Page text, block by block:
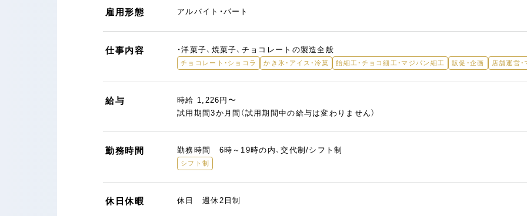
雇用形態 アルバイト・パート
仕事内容 ・洋菓子、焼菓子、チョコレートの製造全般
チョコレート・ショコラ かき氷・アイス・冷菓 飴細工・チョコ細工・マジパン細工 販促・企画 店舗運営
給与
時給 1,226円〜
試用期間3か月間（試用期間中の給与は変わりません）
勤務時間 勤務時間 6時～19時の内、交代制/シフト制
シフト制
休日休暇 休日 週休2日制